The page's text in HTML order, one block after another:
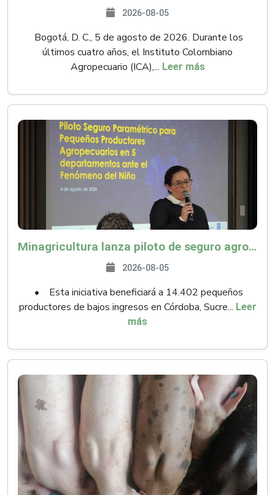
2026-08-05
Bogotá, D. C., 5 de agosto de 2026. Durante los
últimos cuatro años, el Instituto Colombiano
Agropecuario (ICA),... Leer más
Minagricultura lanza piloto de seguro agropecuario por $9.625 millones para proteger a más de 14.000 pequeños productores contra riesgos del Fenómeno de El Niño
2026-08-05
• Esta iniciativa beneficiará a 14.402 pequeños
productores de bajos ingresos en Córdoba, Sucre... Leer
más